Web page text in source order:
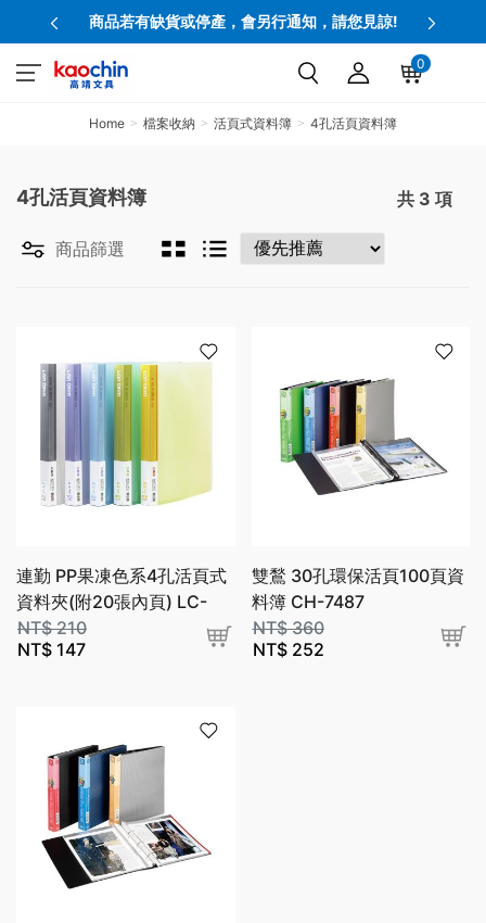
商品若有缺貨或停產，會另行通知，請您見諒!
0
Home 檔案收納 活頁式資料簿 4孔活頁資料簿
4孔活頁資料簿 共 3 項
商品篩選
連勤 PP果凍色系4孔活頁式
資料夾(附20張內頁) LC-
804
NT$210
NT$ 147
雙鶖 30孔環保活頁100頁資
料簿 CH-7487
NT$360
NT$252